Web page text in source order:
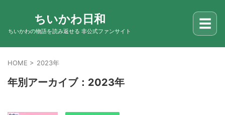
ちいかわ日和
ちいかわの物語を読み返せる 非公式ファンサイト ☰
HOME > 2023年
年別アーカイブ：2023年